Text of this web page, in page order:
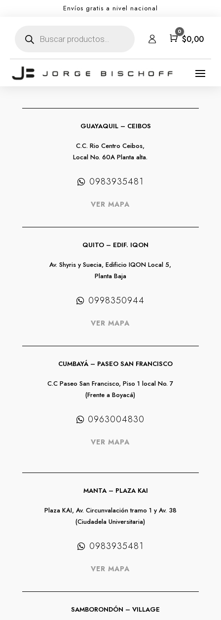
Envíos gratis a nivel nacional
productos Carro
0
$0,00
GUAYAQUIL – CEIBOS
C.C. Rio Centro Ceibos,
Local No. 60A Planta alta.
0983935481
VER MAPA
QUITO – EDIF. IQON
Av. Shyris y Suecia, Edificio IQON Local 5,
Planta Baja
0998350944
VER MAPA
CUMBAYÁ – PASEO SAN FRANCISCO
C.C Paseo San Francisco, Piso 1 local No. 7
(Frente a Boyacá)
0963004830
VER MAPA
MANTA – PLAZA KAI
Plaza KAI, Av. Circunvalación tramo 1 y Av. 38
(Ciudadela Universitaria)
0983935481
VER MAPA
SAMBORONDÓN – VILLAGE